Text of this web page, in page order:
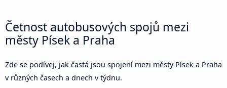
Četnost autobusových spojů mezi
městy Písek a Praha
Zde se podívej, jak častá jsou spojení mezi městy Písek a Praha
v různých časech a dnech v týdnu.